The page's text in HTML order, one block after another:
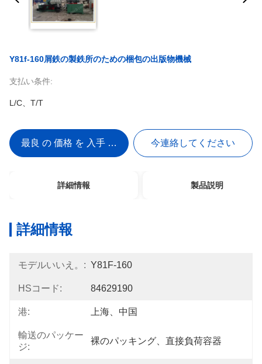
Y81f-160屑鉄の製鉄所のための梱包の出版物機械
支払い条件:
L/C、T/T
最良 の 価格 を 入手 する 今連絡してください
詳細情報 製品説明
詳細情報
モデルいいえ。: Y81F-160
HSコード: 84629190
港: 上海、中国
輸送のパッケー
ジ:
裸のパッキング、直接負荷容器